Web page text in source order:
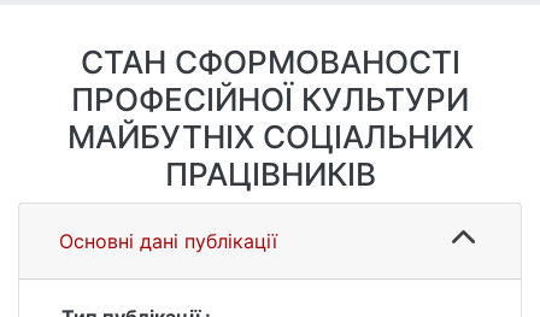
СТАН СФОРМОВАНОСТІ
ПРОФЕСІЙНОЇ КУЛЬТУРИ
МАЙБУТНІХ СОЦІАЛЬНИХ
ПРАЦІВНИКІВ
Основні дані публікації